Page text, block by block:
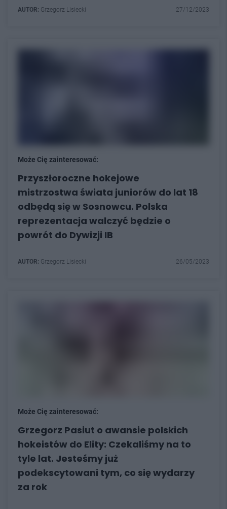
AUTOR: Grzegorz Lisiecki 27/12/2023
Może Cię zainteresować:
Przyszłoroczne hokejowe
mistrzostwa świata juniorów do lat 18
odbędą się w Sosnowcu. Polska
reprezentacja walczyć będzie o
powrót do Dywizji IB
AUTOR: Grzegorz Lisiecki 26/05/2023
Może Cię zainteresować:
Grzegorz Pasiut o awansie polskich
hokeistów do Elity: Czekaliśmy na to
tyle lat. Jesteśmy już
podekscytowani tym, co się wydarzy
za rok